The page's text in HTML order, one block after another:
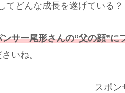
てどんな成長を遂げている？
ンサー尾形さんの“父の顔”に
いね。
スポン